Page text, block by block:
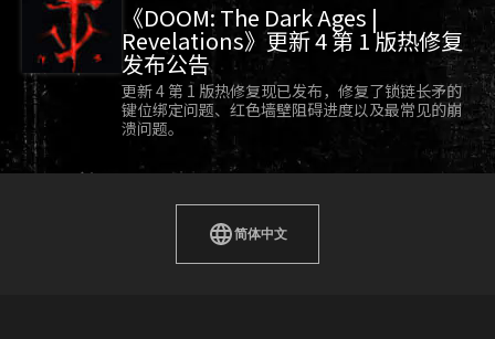
《DOOM: The Dark Ages |
Revelations》更新 4 第 1 版热修复
发布公告
更新 4 第 1 版热修复现已发布，修复了锁链长矛的
键位绑定问题、红色墙壁阻碍进度以及最常见的崩
溃问题。
简体中文